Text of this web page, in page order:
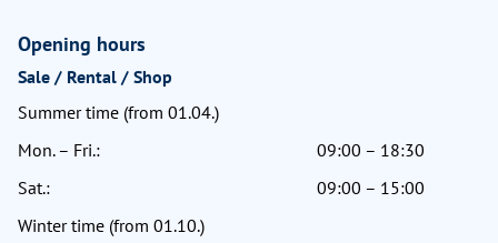
Opening hours
Sale / Rental / Shop
Summer time (from 01.04.)
Mon. – Fri.:
09:00 – 18:30
Sat.:
09:00 – 15:00
Winter time (from 01.10.)